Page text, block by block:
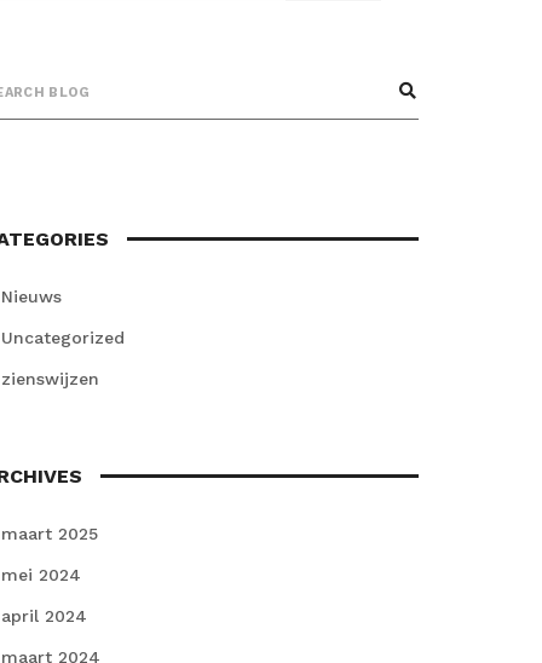
Nieuws
Uncategorized
zienswijzen
maart 2025
mei 2024
april 2024
maart 2024